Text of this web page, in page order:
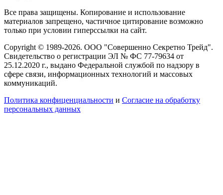
Все права защищены. Копирование и использование
материалов запрещено, частичное цитирование возможно
только при условии гиперссылки на сайт.
Copyright © 1989-2026. ООО "Совершенно Секретно Трейд".
Свидетельство о регистрации ЭЛ № ФС 77-79634 от
25.12.2020 г., выдано Федеральной службой по надзору в
сфере связи, информационных технологий и массовых
коммуникаций.
Политика конфиценциальности и Согласие на обработку
персональных данных